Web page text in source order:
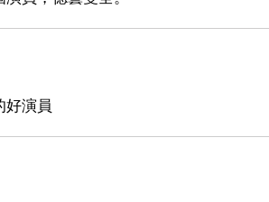
好演員